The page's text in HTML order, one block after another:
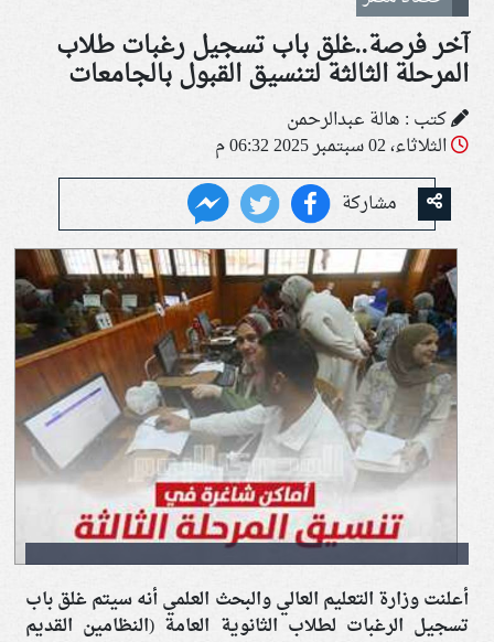
آخر فرصة..غلق باب تسجيل رغبات طلاب
المرحلة الثالثة لتنسيق القبول بالجامعات
كتب : هالة عبدالرحمن
الثلاثاء، 02 سبتمبر 2025 06:32 م
مشاركة
أعلنت وزارة التعليم العالي والبحث العلمي أنه سيتم غلق باب
تسجيل الرغبات لطلاب الثانوية العامة (النظامين القديم